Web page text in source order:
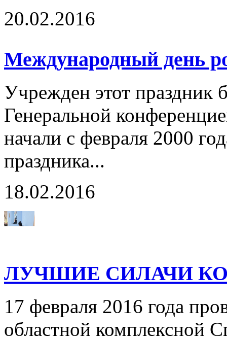
20.02.2016
Международный день
Учрежден этот праздник
Генеральной
начали с февраля 2000
праздника...
18.02.2016
ЛУЧШИЕ СИЛАЧИ
17 февраля 2016 года
областной комплексной